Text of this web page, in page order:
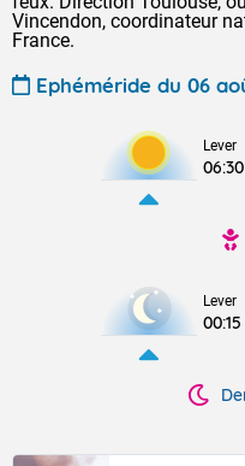
Vincendon, coordinateur
France.
Ephéméride du 06
Lever
06:30
Lever
00:15